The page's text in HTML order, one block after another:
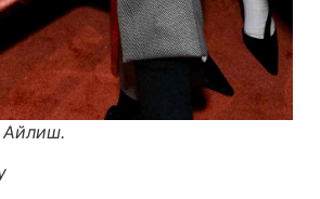
Айлиш.